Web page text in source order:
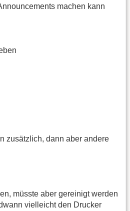
machen kann
zusätzlich, dann aber andere
müsste aber gereinigt werden
vielleicht den Drucker